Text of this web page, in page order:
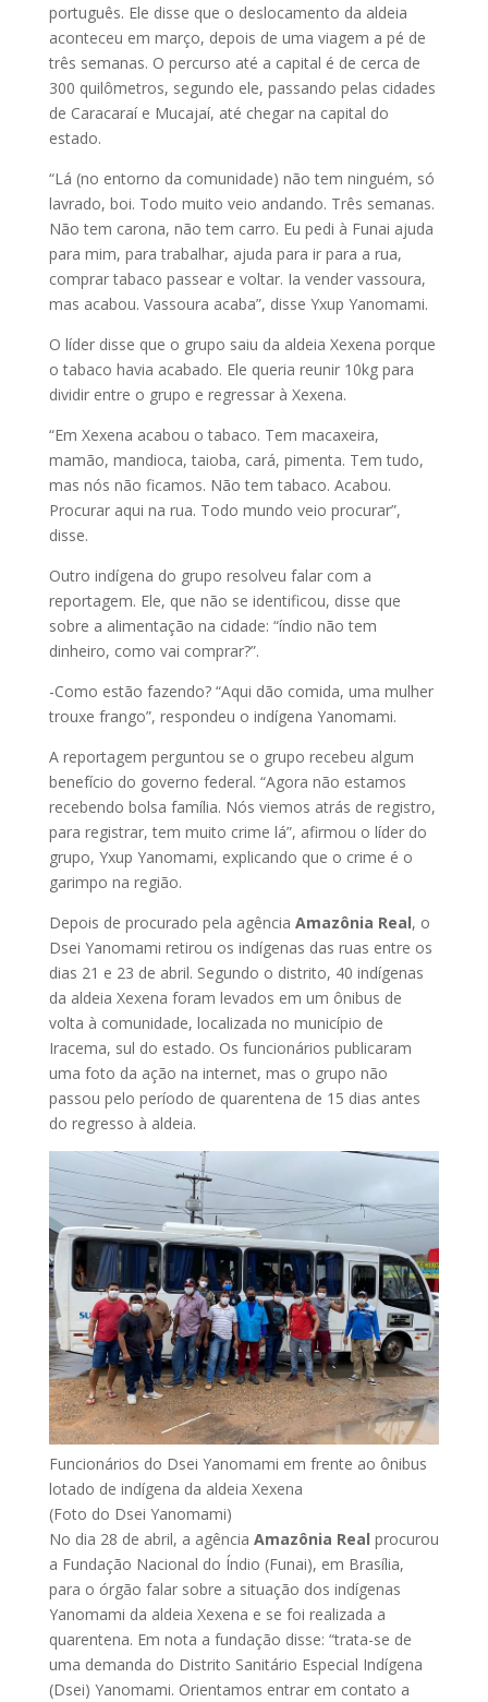
português. Ele disse que o deslocamento da aldeia
aconteceu em março, depois de uma viagem a pé de
três semanas. O percurso até a capital é de cerca de
300 quilômetros, segundo ele, passando pelas cidades
de Caracaraí e Mucajaí, até chegar na capital do
estado.
“Lá (no entorno da comunidade) não tem ninguém, só
lavrado, boi. Todo muito veio andando. Três semanas.
Não tem carona, não tem carro. Eu pedi à Funai ajuda
para mim, para trabalhar, ajuda para ir para a rua,
comprar tabaco passear e voltar. Ia vender vassoura,
mas acabou. Vassoura acaba”, disse Yxup Yanomami.
O líder disse que o grupo saiu da aldeia Xexena porque
o tabaco havia acabado. Ele queria reunir 10kg para
dividir entre o grupo e regressar à Xexena.
“Em Xexena acabou o tabaco. Tem macaxeira,
mamão, mandioca, taioba, cará, pimenta. Tem tudo,
mas nós não ficamos. Não tem tabaco. Acabou.
Procurar aqui na rua. Todo mundo veio procurar”,
disse.
Outro indígena do grupo resolveu falar com a
reportagem. Ele, que não se identificou, disse que
sobre a alimentação na cidade: “índio não tem
dinheiro, como vai comprar?”.
-Como estão fazendo? “Aqui dão comida, uma mulher
trouxe frango”, respondeu o indígena Yanomami.
A reportagem perguntou se o grupo recebeu algum
benefício do governo federal. “Agora não estamos
recebendo bolsa família. Nós viemos atrás de registro,
para registrar, tem muito crime lá”, afirmou o líder do
grupo, Yxup Yanomami, explicando que o crime é o
garimpo na região.
Depois de procurado pela agência Amazônia Real, o
Dsei Yanomami retirou os indígenas das ruas entre os
dias 21 e 23 de abril. Segundo o distrito, 40 indígenas
da aldeia Xexena foram levados em um ônibus de
volta à comunidade, localizada no município de
Iracema, sul do estado. Os funcionários publicaram
uma foto da ação na internet, mas o grupo não
passou pelo período de quarentena de 15 dias antes
do regresso à aldeia.
Funcionários do Dsei Yanomami em frente ao ônibus
lotado de indígena da aldeia Xexena
(Foto do Dsei Yanomami)
No dia 28 de abril, a agência Amazônia Real procurou
a Fundação Nacional do Índio (Funai), em Brasília,
para o órgão falar sobre a situação dos indígenas
Yanomami da aldeia Xexena e se foi realizada a
quarentena. Em nota a fundação disse: “trata-se de
uma demanda do Distrito Sanitário Especial Indígena
(Dsei) Yanomami. Orientamos entrar em contato a